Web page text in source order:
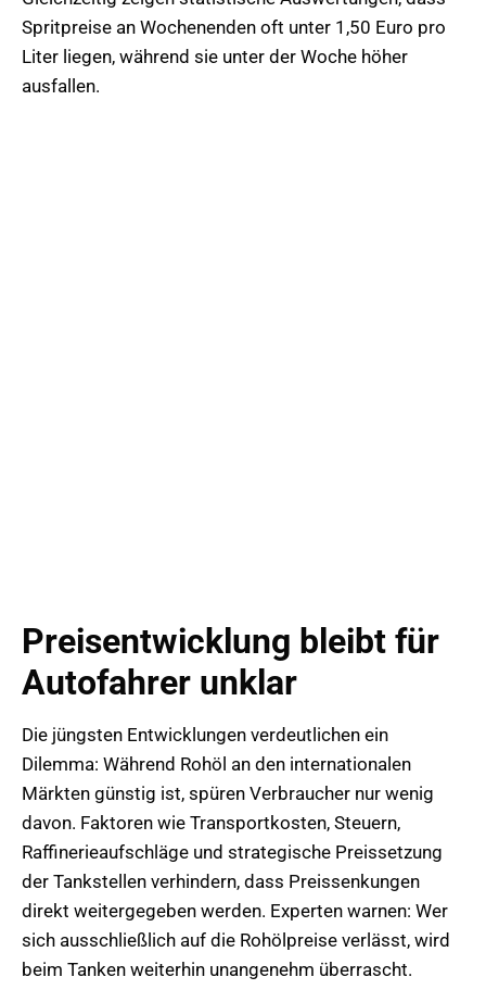
Spritpreise an Wochenenden oft unter 1,50 Euro pro
Liter liegen, während sie unter der Woche höher
ausfallen.
Preisentwicklung bleibt für
Autofahrer unklar
Die jüngsten Entwicklungen verdeutlichen ein
Dilemma: Während Rohöl an den internationalen
Märkten günstig ist, spüren Verbraucher nur wenig
davon. Faktoren wie Transportkosten, Steuern,
Raffinerieaufschläge und strategische Preissetzung
der Tankstellen verhindern, dass Preissenkungen
direkt weitergegeben werden. Experten warnen: Wer
sich ausschließlich auf die Rohölpreise verlässt, wird
beim Tanken weiterhin unangenehm überrascht.